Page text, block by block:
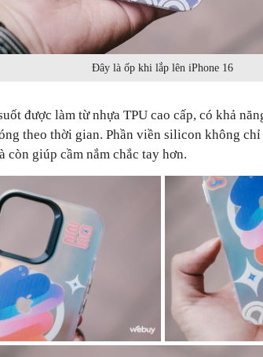
Đây là ốp khi lắp lên iPhone 16
được làm từ nhựa TPU cao cấp, có khả
theo thời gian. Phần viền silicon không
còn giúp cầm nắm chắc tay hơn.